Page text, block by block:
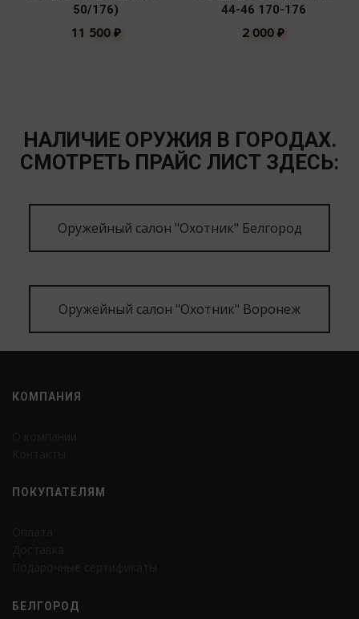
50/176)
11 500 ₽
44-46 170-176
2 000 ₽
НАЛИЧИЕ ОРУЖИЯ В ГОРОДАХ.
СМОТРЕТЬ ПРАЙС ЛИСТ ЗДЕСЬ:
Оружейный салон "Охотник" Белгород
Оружейный салон "Охотник" Воронеж
КОМПАНИЯ
ПОКУПАТЕЛЯМ
БЕЛГОРОД